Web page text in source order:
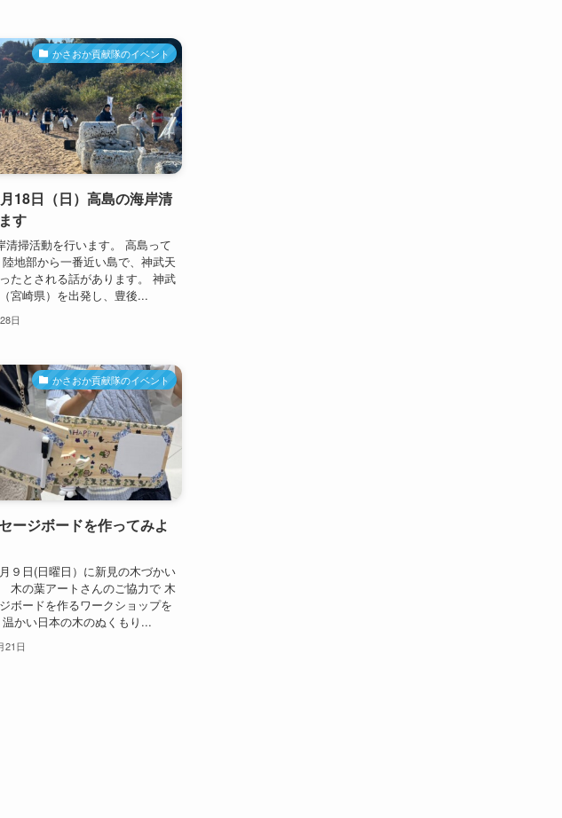
かさおか貢献隊のイベント
18日（日）高島の海岸清
す
清掃活動を行います。 高島って
地部から一番近い島で、神武天
たとされる話があります。 神武
宮崎県）を出発し、豊後...
日
かさおか貢献隊のイベント
ージボードを作ってみよ
９日(日曜日）に新見の木づかい
木の葉アートさんのご協力で 木
ボードを作るワークショップを
かい日本の木のぬくもり...
21日